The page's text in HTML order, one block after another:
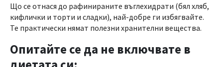
Що се отнася до рафинираните въглехидрати (бял хляб,
кифлички и торти и сладки), най-добре ги избягвайте.
Те практически нямат полезни хранителни вещества.
Опитайте се да не включвате в